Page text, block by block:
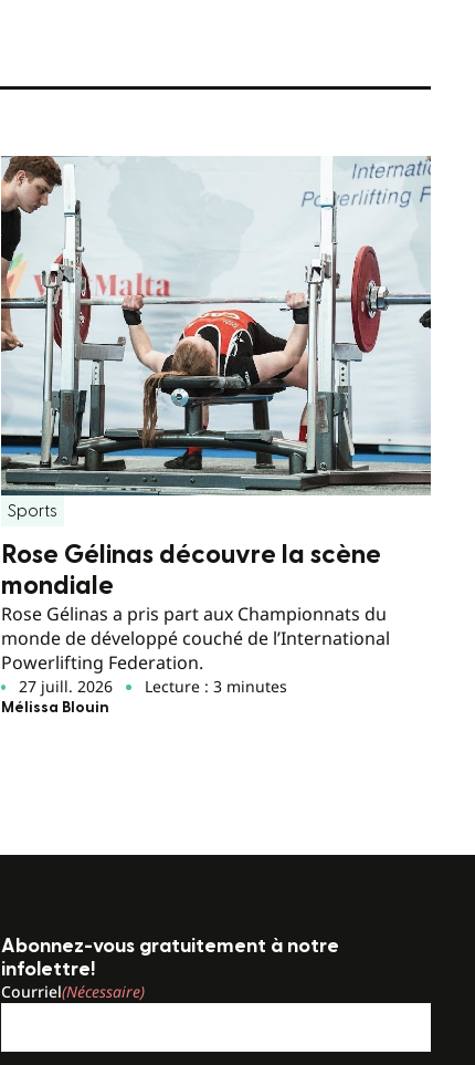
Sports
Rose Gélinas découvre la scène
mondiale
Rose Gélinas a pris part aux Championnats du
monde de développé couché de l’International
Powerlifting Federation.
27 juill. 2026 Lecture : 3 minutes
Mélissa Blouin
Abonnez-vous gratuitement à notre
infolettre!
Courriel(Nécessaire)